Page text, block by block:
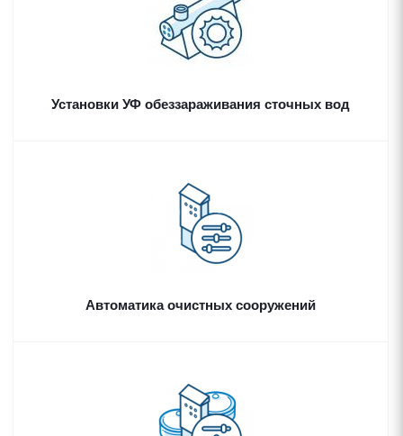
Установки УФ обеззараживания сточных вод
Автоматика очистных сооружений